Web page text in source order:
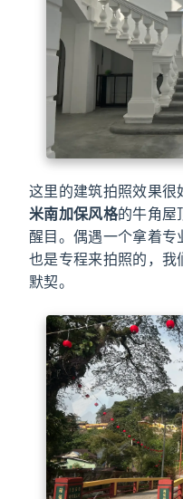
这里的建筑拍照效果很
米南加保风格的牛角屋
醒目。偶遇一个拿着专
也是专程来拍照的，我
默契。